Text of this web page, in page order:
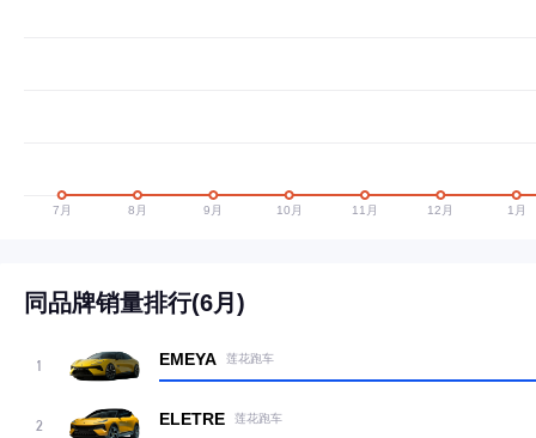
同品牌销量排行(6月)
1 EMEYA 莲花跑车
2 ELETRE 莲花跑车